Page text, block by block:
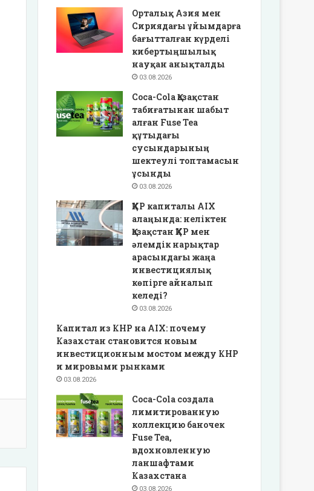
Орталық Азия мен
Сириядағы ұйымдарға
бағытталған күрделі
кибертыңшылық
науқан анықталды
03.08.2026
Coca-Cola Қазақстан
табиғатынан шабыт
алған Fuse Tea
құтыдағы
сусындарының
шектеулі топтамасын
ұсынды
03.08.2026
ҚХР капиталы AIX
алаңында: неліктен
Қазақстан ҚХР мен
әлемдік нарықтар
арасындағы жаңа
инвестициялық
көпірге айналып
келеді?
03.08.2026
Капитал из КНР на AIX: почему
Казахстан становится новым
инвестиционным мостом между КНР
и мировыми рынками
03.08.2026
Coca-Cola создала
лимитированную
коллекцию баночек
Fuse Tea,
вдохновленную
ланшафтами
Казахстана
03.08.2026